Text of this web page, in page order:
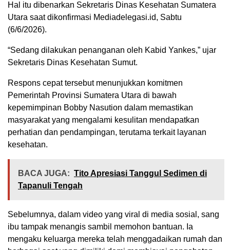
Hal itu dibenarkan Sekretaris Dinas Kesehatan Sumatera
Utara saat dikonfirmasi Mediadelegasi.id, Sabtu
(6/6/2026).
“Sedang dilakukan penanganan oleh Kabid Yankes,” ujar
Sekretaris Dinas Kesehatan Sumut.
Respons cepat tersebut menunjukkan komitmen
Pemerintah Provinsi Sumatera Utara di bawah
kepemimpinan Bobby Nasution dalam memastikan
masyarakat yang mengalami kesulitan mendapatkan
perhatian dan pendampingan, terutama terkait layanan
kesehatan.
BACA JUGA: Tito Apresiasi Tanggul Sedimen di
Tapanuli Tengah
Sebelumnya, dalam video yang viral di media sosial, sang
ibu tampak menangis sambil memohon bantuan. Ia
mengaku keluarga mereka telah menggadaikan rumah dan